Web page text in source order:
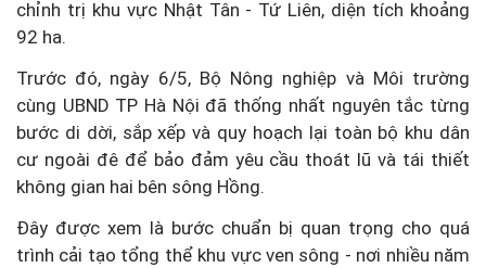
chỉnh trị khu vực Nhật Tân - Tứ Liên, diện tích khoảng
92 ha.
Trước đó, ngày 6/5, Bộ Nông nghiệp và Môi trường
cùng UBND TP Hà Nội đã thống nhất nguyên tắc từng
bước di dời, sắp xếp và quy hoạch lại toàn bộ khu dân
cư ngoài đê để bảo đảm yêu cầu thoát lũ và tái thiết
không gian hai bên sông Hồng.
Đây được xem là bước chuẩn bị quan trọng cho quá
trình cải tạo tổng thể khu vực ven sông - nơi nhiều năm